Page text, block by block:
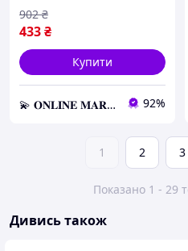
433₴
902 ₴
Купити
💫 𝐎𝐍𝐋𝐈𝐍𝐄 𝐌𝐀𝐑𝐊𝐄𝐓 💫 – Актуальні товари за найвигіднішими цінами! 92%
1 2 3
Показано 1 - 29
Дивись також